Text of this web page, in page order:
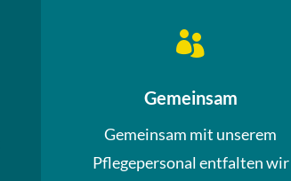

Gemeinsam
Gemeinsam mit unserem
Pflegepersonal entfalten wir